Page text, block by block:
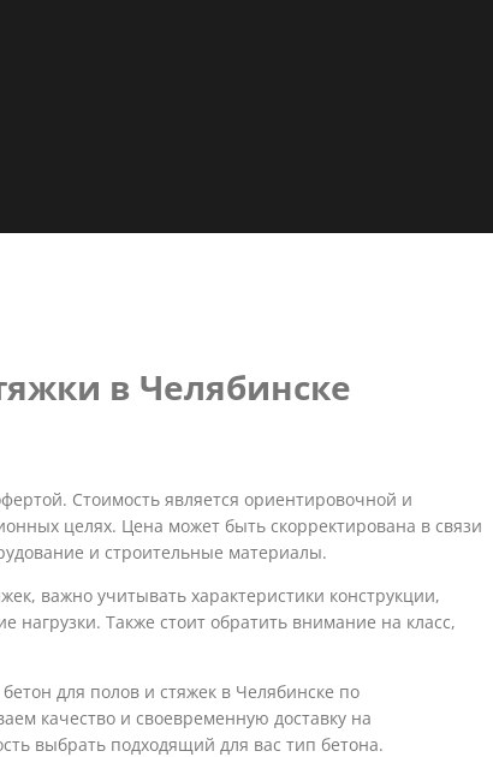
в Челябинске
Стоимость является ориентировочной и
целях. Цена может быть скорректирована в связи
и строительные материалы.
важно учитывать характеристики конструкции,
нагрузки. Также стоит обратить внимание на класс,
для полов и стяжек в Челябинске по
качество и своевременную доставку на
выбрать подходящий для вас тип бетона.